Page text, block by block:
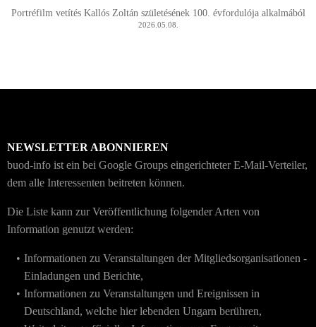
Portréfilm vetítés Kallós Zoltán születésének 100. évfordulója alkalmából
2026.05.08.
NEWSLETTER ABONNIEREN
buod-info ist ein bei Google Groups eingerichteter E-Mail-Verteiler,
dem alle Interessenten beitreten können.
Die Liste kann zur Veröffentlichung folgender Arten von
Information genutzt werden:
Informationen zu Veranstaltungen der Mitgliedsorganisationen -
Einladungen und Berichte,
Informationen zu Veranstaltungen und Ereignissen in
Deutschland, welche hier lebenden Ungarn berühren,